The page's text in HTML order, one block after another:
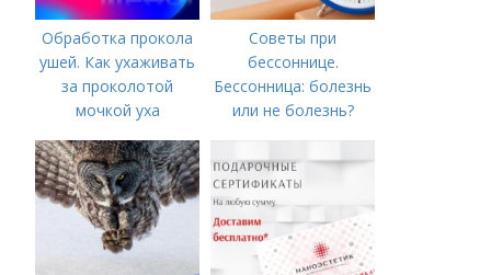
Обработка прокола
ушей. Как ухаживать
за проколотой
мочкой уха
Советы при
бессоннице.
Бессонница: болезнь
или не болезнь?